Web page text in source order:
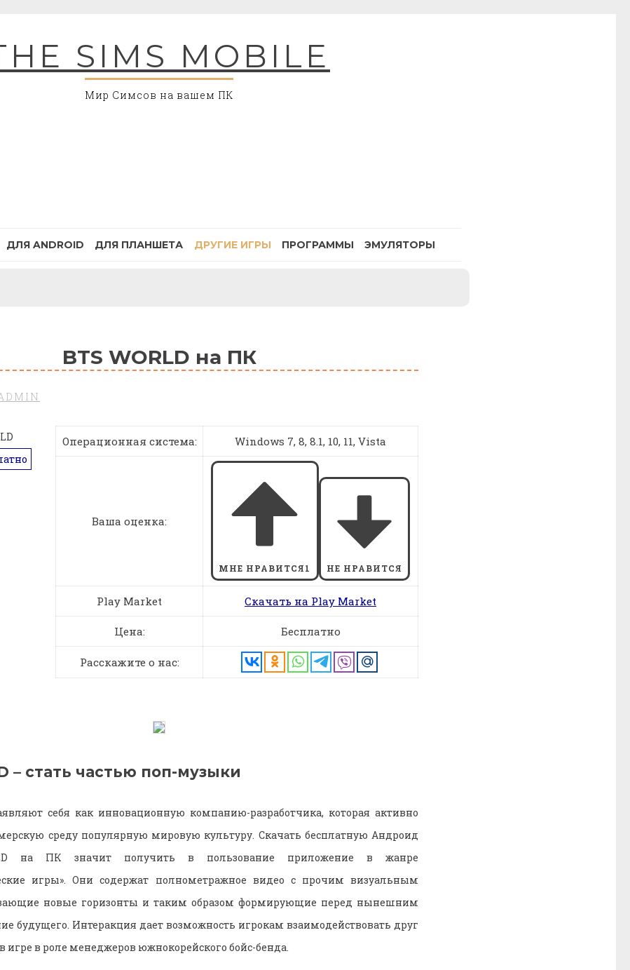
SIMS MOBILE
Мир Симсов на вашем ПК
ДЛЯ ANDROID ДЛЯ ПЛАНШЕТА ДРУГИЕ ИГРЫ ПРОГРАММЫ ЭМУЛЯТОРЫ
BTS WORLD на ПК
Операционная система: Windows 7, 8, 8.1, 10, 11, Vista
Ваша оценка:
МНЕ НРАВИТСЯ1 НЕ НРАВИТСЯ
Play Market Скачать на Play Market
Цена: Бесплатно
Расскажите о нас:
– стать частью поп-музыки
себя как инновационную компанию-разработчика, которая активно
среду популярную мировую культуру. Скачать бесплатную Андроид
на ПК значит получить в пользование приложение в жанре
игры». Они содержат полнометражное видео с прочим визуальным
новые горизонты и таким образом формирующие перед нынешним
будущего. Интеракция дает возможность игрокам взаимодействовать друг
игре в роле менеджеров южнокорейского бойс-бенда.